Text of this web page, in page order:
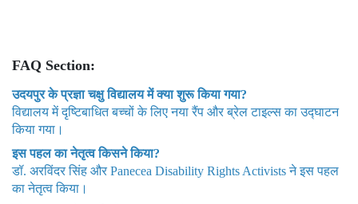
FAQ Section:
उदयपुर के प्रज्ञा चक्षु विद्यालय में क्या शुरू किया गया?
विद्यालय में दृष्टिबाधित बच्चों के लिए नया रैंप और ब्रेल टाइल्स का उद्घाटन
किया गया।
इस पहल का नेतृत्व किसने किया?
डॉ. अरविंदर सिंह और Panecea Disability Rights Activists ने इस पहल
का नेतृत्व किया।